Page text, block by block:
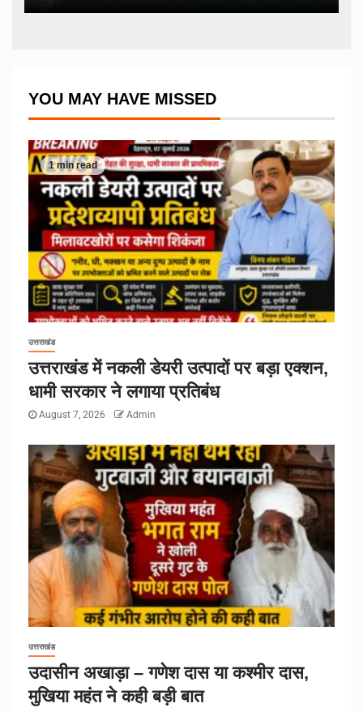
YOU MAY HAVE MISSED
1 min read
उत्तराखंड
उत्तराखंड में नकली डेयरी उत्पादों पर बड़ा एक्शन,
धामी सरकार ने लगाया प्रतिबंध
August 7, 2026 Admin
उत्तराखंड
उदासीन अखाड़ा – गणेश दास या कश्मीर दास,
मुखिया महंत ने कही बड़ी बात